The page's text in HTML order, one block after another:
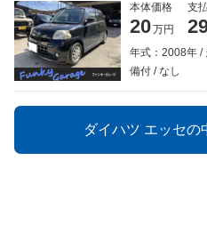
本体価格
20万円
支
年式：2008年
備付
なし
ダイハツ エッセの